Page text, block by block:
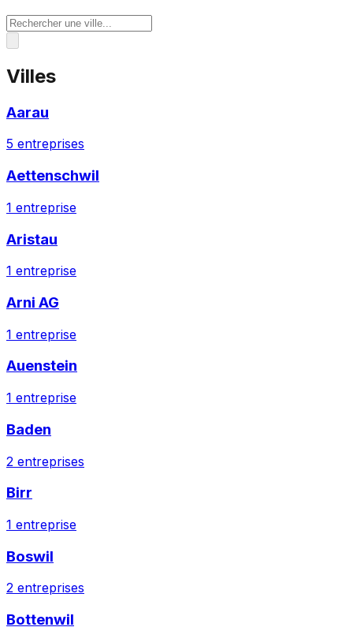
Villes
Aarau
5 entreprises
Aettenschwil
1 entreprise
Aristau
1 entreprise
Arni AG
1 entreprise
Auenstein
1 entreprise
Baden
2 entreprises
Birr
1 entreprise
Boswil
2 entreprises
Bottenwil